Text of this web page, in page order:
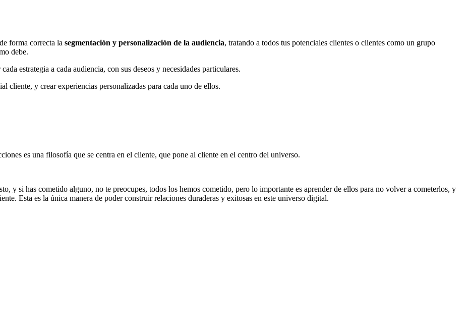
forma correcta la segmentación y personalización de la audiencia, tratando a todos tus potenciales clientes o clientes como un grupo
debe.
estrategia a cada audiencia, con sus deseos y necesidades particulares.
cliente, y crear experiencias personalizadas para cada uno de ellos.
es una filosofía que se centra en el cliente, que pone al cliente en el centro del universo.
y si has cometido alguno, no te preocupes, todos los hemos cometido, pero lo importante es aprender de ellos para no volver a cometerlos, y
Esta es la única manera de poder construir relaciones duraderas y exitosas en este universo digital.